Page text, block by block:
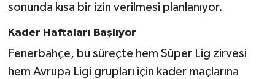
sonunda kısa bir izin verilmesi planlanıyor.
Kader Haftaları Başlıyor
Fenerbahçe, bu süreçte hem Süper Lig zirvesi
hem Avrupa Ligi grupları için kader maçlarına